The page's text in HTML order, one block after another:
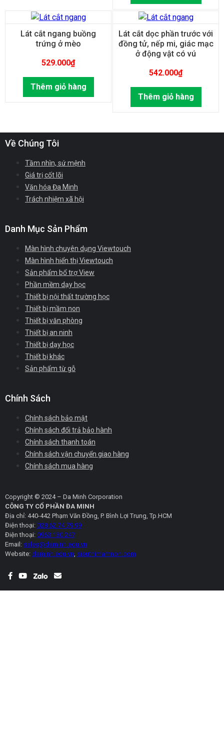
Lát cắt ngang buồng
trứng ở mèo
529.000₫
Thêm giỏ hàng
Lát cắt dọc phần trước với
đồng tử, nếp mi, giác mạc
ở động vật có vú
542.000₫
Thêm giỏ hàng
Về Chúng Tôi
Tầm nhìn, sứ mệnh
Giá trị cốt lõi
Văn hóa Đa Minh
Trách nhiệm xã hội
Danh Mục Sản Phẩm
Màn hình chuyên dụng Viewtouch
Màn hình hiển thị Viewtouch
Sản phẩm bổ trợ View
Phần mềm dạy học
Thiết bị nội thất trường học
Thiết bị mầm non
Thiết bị văn phòng
Thiết bị an ninh
Thiết bị dạy học
Thiết bị khác
Sản phẩm từ gỗ
Chính Sách
Chính sách bảo mật
Chính sách đổi trả bảo hành
Chính sách thanh toán
Chính sách vận chuyển giao hàng
Chính sách mua hàng
Copyright © 2024 – Da Minh Corporation
CÔNG TY CỔ PHẦN ĐA MINH
Địa chỉ: 440-442 Phạm Văn Đồng, P. Bình Lợi Trung, Tp.HCM
Điện thoại: 028 62 74 79 99
Điện thoại: 0963 130 247
Email: sales@daminh.edu.vn
Website: daminh.edu.vn sieuthimamnon.com